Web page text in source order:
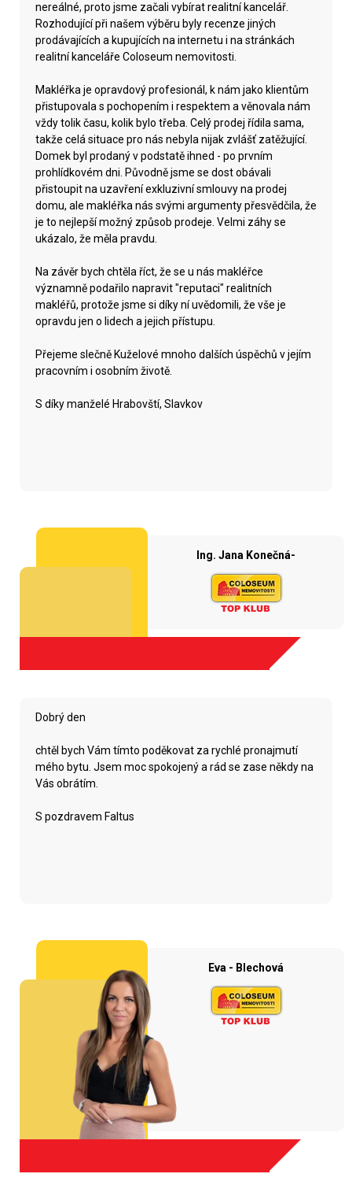
nereálné, proto jsme začali vybírat realitní kancelář.
Rozhodující při našem výběru byly recenze jiných
prodávajících a kupujících na internetu i na stránkách
realitní kanceláře Coloseum nemovitosti.
Makléřka je opravdový profesionál, k nám jako klientům
přistupovala s pochopením i respektem a věnovala nám
vždy tolik času, kolik bylo třeba. Celý prodej řídila sama,
takže celá situace pro nás nebyla nijak zvlášť zatěžující.
Domek byl prodaný v podstatě ihned - po prvním
prohlídkovém dni. Původně jsme se dost obávali
přistoupit na uzavření exkluzivní smlouvy na prodej
domu, ale makléřka nás svými argumenty přesvědčila, že
je to nejlepší možný způsob prodeje. Velmi záhy se
ukázalo, že měla pravdu.
Na závěr bych chtěla říct, že se u nás makléřce
významně podařilo napravit "reputaci" realitních
makléřů, protože jsme si díky ní uvědomili, že vše je
opravdu jen o lidech a jejich přístupu.
Přejeme slečně Kuželové mnoho dalších úspěchů v jejím
pracovním i osobním životě.
S díky manželé Hrabovští, Slavkov
Ing. Jana Konečná-
Dobrý den
chtěl bych Vám tímto poděkovat za rychlé pronajmutí
mého bytu. Jsem moc spokojený a rád se zase někdy na
Vás obrátím.
S pozdravem Faltus
Eva - Blechová